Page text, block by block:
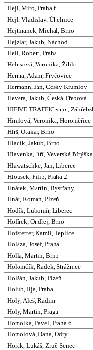
Hejl, Miro, Praha 6
Hejl, Vladislav, Úhelnice
Hejtmanek, Michal, Brno
Hejzlar, Jakub, Náchod
Hell, Robert, Praha
Helusová, Veronika, Žihle
Herma, Adam, Fryčovice
Hermann, Jan, Cesky Krumlov
Hevera, Jakub, Česká Třebová
HIFIVE TRAFFIC s.r.o.,
Himlová, Veronika, Horoměřice
Hirš, Otakar, Brno
Hladík, Jakub, Brno
Hlavenka, Jiří, Veverská Bítýška
Hlawatschke, Jan, Liberec
Hloušek, Filip, Praha 2
Hnátek, Martin, Bystřany
Hnát, Roman, Plzeň
Hodík, Lubomír, Liberec
Hofírek, Ondřej, Brno
Hofstetter, Kamil, Teplice
Holaza, Josef, Praha
Holla, Martin, Brno
Holomčík, Radek, Strážnice
Holšán, Jakub, Plzeň
Holub, Ilja, Praha
Holý, Aleš, Radim
Holy, Martin, Praga
Homolka, Pavel, Praha 6
Homolová, Dana, Odry
Horák, Lukáš, Zruč-Senec